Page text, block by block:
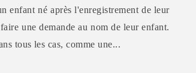
enfant né après l'enregistrement de leur
une demande au nom de leur enfant.
tous les cas, comme une...